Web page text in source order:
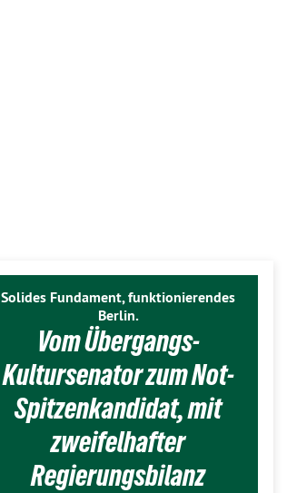
Solides Fundament, funktionierendes
Berlin.
Vom Übergangs-
Kultursenator zum Not-
Spitzenkandidat, mit
zweifelhafter
Regierungsbilanz